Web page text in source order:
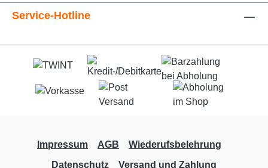
Service-Hotline
Impressum AGB
Wiederufsbelehrung
Datenschutz
Versand und Zahlung